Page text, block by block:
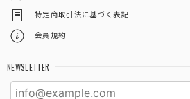
特定商取引法に基づく表記
会員規約
NEWSLETTER